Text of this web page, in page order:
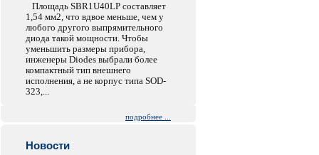
Площадь SBR1U40LP составляет
1,54 мм2, что вдвое меньше, чем у
любого другого выпрямительного
диода такой мощности. Чтобы
уменьшить размеры прибора,
инженеры Diodes выбрали более
компактный тип внешнего
исполнения, а не корпус типа SOD-
323,...
подробнее ...
Новости